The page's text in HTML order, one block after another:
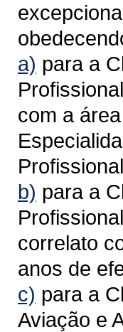
a) para a
com a
b) para a
correlato
anos de
c) para a
Aviação e